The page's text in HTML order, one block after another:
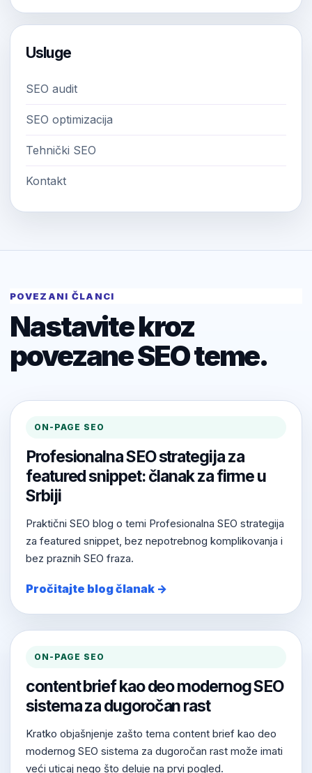
Usluge
SEO audit
SEO optimizacija
Tehnički SEO
Kontakt
POVEZANI ČLANCI
Nastavite kroz
povezane SEO teme.
ON-PAGE SEO
Profesionalna SEO strategija za
featured snippet: članak za firme u
Srbiji
Praktični SEO blog o temi Profesionalna SEO strategija
za featured snippet, bez nepotrebnog komplikovanja i
bez praznih SEO fraza.
Pročitajte blog članak →
ON-PAGE SEO
content brief kao deo modernog SEO
sistema za dugoročan rast
Kratko objašnjenje zašto tema content brief kao deo
modernog SEO sistema za dugoročan rast može imati
veći uticaj nego što deluje na prvi pogled.